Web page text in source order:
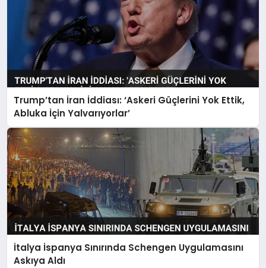
Trump’tan İran İddiası: ‘Askeri Güçlerini Yok Ettik,
Abluka İçin Yalvarıyorlar’
İtalya İspanya Sınırında Schengen Uygulamasını
Askıya Aldı